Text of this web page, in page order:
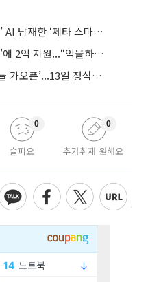
롯데마트, 2000억 투입 ‘오카도’ AI 탑재한 ‘제타 스마트센터’...온라인 장보기 판 바꾼다
장혜선 이사장, ‘가정 밖 청소년’에 2억 지원...“억울하고 아파도 단단해지길”
2000억 수혈받은 홈플러스 ‘오늘 가오픈’...13일 정식 개장 시험대
슬퍼요
0
추가취재 원해요
0